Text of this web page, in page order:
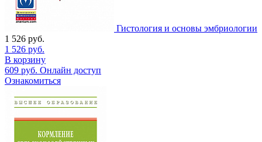
Гистология и основы эмбриологии
1 526 руб.
1 526 руб.
В корзину
609 руб. Онлайн доступ
Ознакомиться